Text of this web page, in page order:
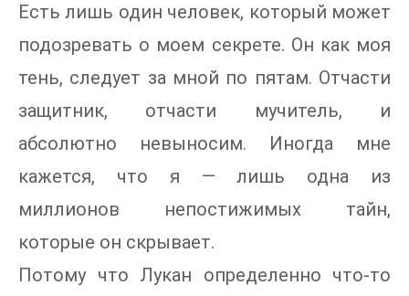
Есть лишь один человек, который может
подозревать о моем секрете. Он как моя
тень, следует за мной по пятам. Отчасти
защитник, отчасти мучитель, и
абсолютно невыносим. Иногда мне
кажется, что я — лишь одна из
миллионов непостижимых тайн,
которые он скрывает.
Потому что Лукан определенно что-то